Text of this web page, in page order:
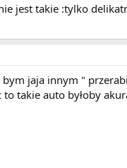
jest takie :tylko
bym jaja innym "
to takie auto byłoby